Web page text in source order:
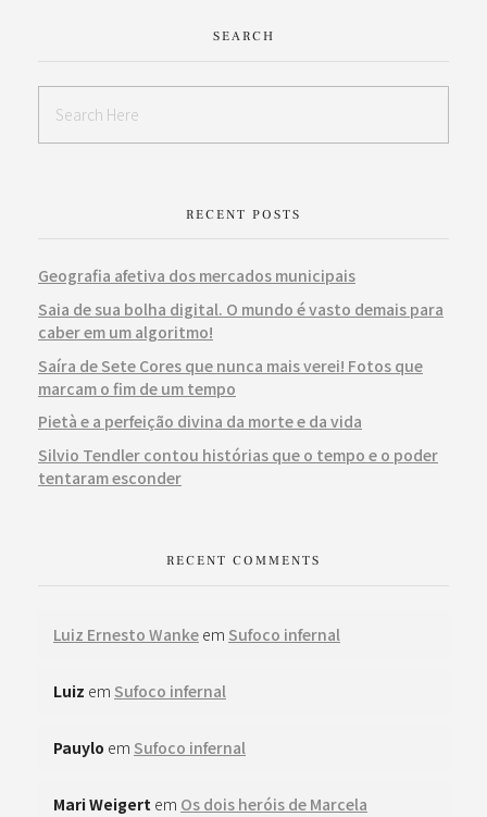
SEARCH
RECENT POSTS
Geografia afetiva dos mercados municipais
Saia de sua bolha digital. O mundo é vasto demais para
caber em um algoritmo!
Saíra de Sete Cores que nunca mais verei! Fotos que
marcam o fim de um tempo
Pietà e a perfeição divina da morte e da vida
Silvio Tendler contou histórias que o tempo e o poder
tentaram esconder
RECENT COMMENTS
Luiz Ernesto Wanke em Sufoco infernal
Luiz em Sufoco infernal
Pauylo em Sufoco infernal
Mari Weigert em Os dois heróis de Marcela